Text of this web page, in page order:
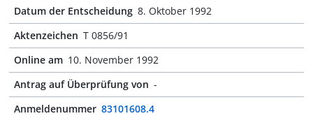
Datum der Entscheidung 8. Oktober 1992
Aktenzeichen T 0856/91
Online am 10. November 1992
Antrag auf Überprüfung von -
Anmeldenummer 83101608.4